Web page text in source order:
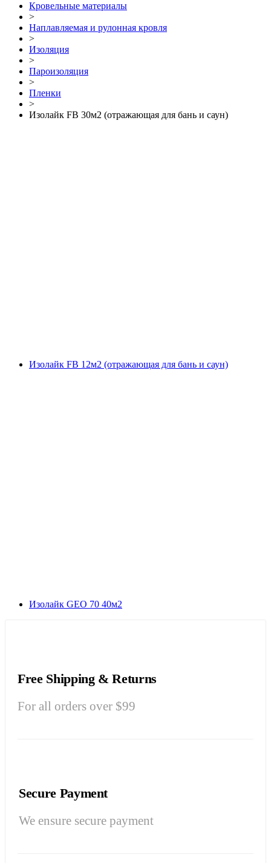
Кровельные материалы
>
Наплавляемая и рулонная кровля
>
Изоляция
>
Пароизоляция
>
Пленки
>
Изолайк FB 30м2 (отражающая для бань и саун)
Изолайк FB 12м2 (отражающая для бань и саун)
Изолайк GEO 70 40м2
Free Shipping & Returns
For all orders over $99
Secure Payment
We ensure secure payment